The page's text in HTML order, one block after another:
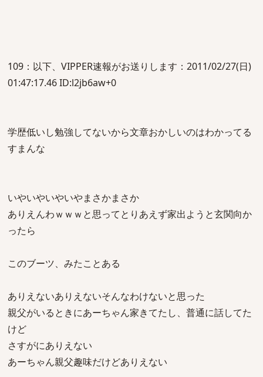
109：以下、VIPPER速報がお送りします：2011/02/27(日)
01:47:17.46 ID:l2jb6aw+0
学歴低いし勉強してないから文章おかしいのはわかってる
すまんな
いやいやいやいやまさかまさか
ありえんわｗｗｗと思ってとりあえず家出ようと玄関向か
ったら
このブーツ、みたことある
ありえないありえないそんなわけないと思った
親父がいるときにあーちゃん家きてたし、普通に話してた
けど
さすがにありえない
あーちゃん親父趣味だけどありえない